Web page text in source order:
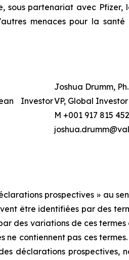
sous partenariat avec
menaces pour la
Investor
Joshua Drumm,
VP, Global
M +001 917 815
prospectives » au
être identifiées par des
des variations de ces
ne contiennent pas ces
déclarations prospectives,